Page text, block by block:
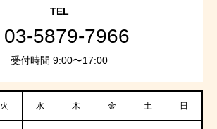
TEL
03-5879-7966
受付時間 9:00〜17:00
火 水 木 金 土 日